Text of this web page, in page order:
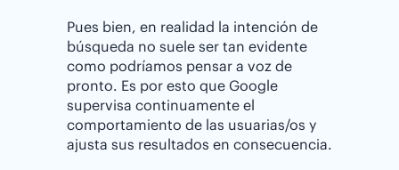
Pues bien, en realidad la intención de
búsqueda no suele ser tan evidente
como podríamos pensar a voz de
pronto. Es por esto que Google
supervisa continuamente el
comportamiento de las usuarias/os y
ajusta sus resultados en consecuencia.